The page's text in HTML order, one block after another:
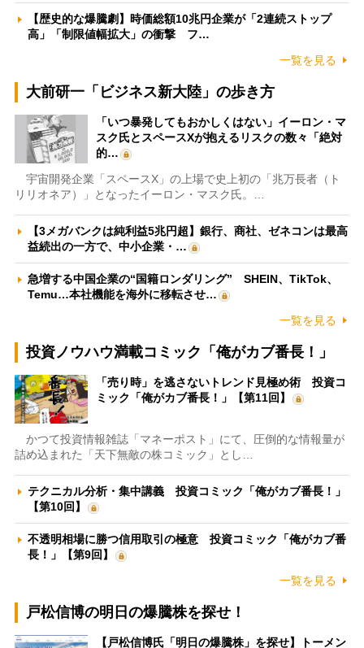
【歴史的な爆騰劇】時価総額10兆円企業が「2連続ストップ
高」「制限値幅拡大」の衝撃 フ…
一覧を見る
大前研一「ビジネス新大陸」の歩き方
「いつ暴発してもおかしくはない」イーロン・マ
スク氏とスペースXが抱えるリスクの数々「絶対
的…
宇宙開発企業「スペースX」の上場で史上初の「兆万長者（ト
リリオネア）」となったイーロン・マスク氏。…
【3メガバンクは純利益5兆円超】銀行、商社、ゼネコンは最高
益続出の一方で、中小企業・…
急増する中国企業の“国籍ロンダリング” SHEIN、TikTok、
Temu…本社機能を海外に移転させ…
一覧を見る
投資ノウハウ満載コミック「俺がカブ番長！」
「売り時」を逃さないトレンド見極め術 投資コ
ミック「俺がカブ番長！」【第11回】
かつて投資情報雑誌「マネーポスト」にて、圧倒的な情報量が
詰め込まれた「天下無敵の株コミック」とし…
テクニカル分析・集中講義 投資コミック「俺がカブ番長！」
【第10回】
不透明相場に勝つ信用取引の極意 投資コミック「俺がカブ番
長！」【第9回】
一覧を見る
戸松信博の明日の爆騰株を探せ！
【戸松信博氏「明日の爆騰株」を探せ】トーメン